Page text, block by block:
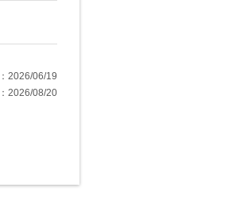
2026/06/19
2026/08/20